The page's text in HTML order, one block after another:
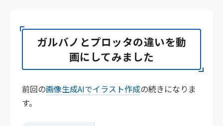
ガルバノとプロッタの違いを動
画にしてみました
前回の画像生成AIでイラスト作成の続きになりま
す。